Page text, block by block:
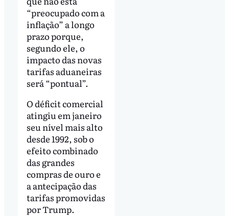
“preocupado com a
inflação” a longo
prazo porque,
segundo ele, o
impacto das novas
tarifas aduaneiras
será “pontual”.
O déficit comercial
atingiu em janeiro
seu nível mais alto
desde 1992, sob o
efeito combinado
das grandes
compras de ouro e
a antecipação das
tarifas promovidas
por Trump.